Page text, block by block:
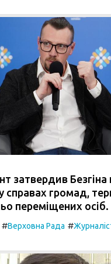
затвердив Безгіна
справах громад,
переміщених осіб.
#Верховна Рада #